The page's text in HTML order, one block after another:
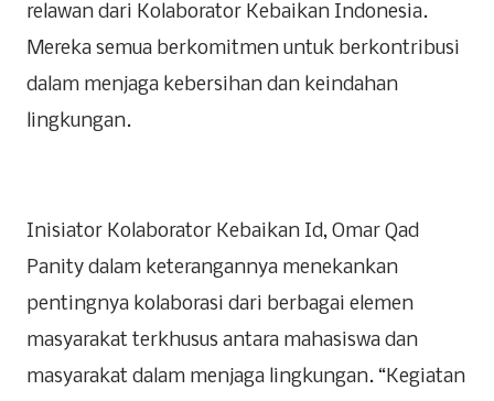
relawan dari Kolaborator Kebaikan Indonesia.
Mereka semua berkomitmen untuk berkontribusi
dalam menjaga kebersihan dan keindahan
lingkungan.
Inisiator Kolaborator Kebaikan Id, Omar Qad
Panity dalam keterangannya menekankan
pentingnya kolaborasi dari berbagai elemen
masyarakat terkhusus antara mahasiswa dan
masyarakat dalam menjaga lingkungan. “Kegiatan